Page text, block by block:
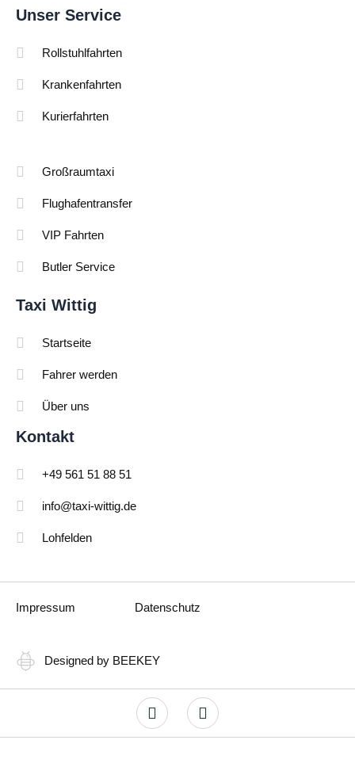
Unser Service
Rollstuhlfahrten
Krankenfahrten
Kurierfahrten
Großraumtaxi
Flughafentransfer
VIP Fahrten
Butler Service
Taxi Wittig
Startseite
Fahrer werden
Über uns
Kontakt
+49 561 51 88 51
info@taxi-wittig.de
Lohfelden
Impressum Datenschutz
Designed by BEEKEY
F
a
c
I
n
s